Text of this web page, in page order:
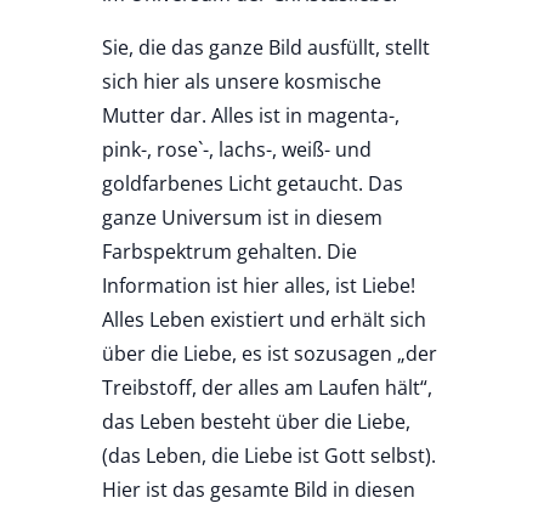
Sie, die das ganze Bild ausfüllt, stellt
sich hier als unsere kosmische
Mutter dar. Alles ist in magenta-,
pink-, rose`-, lachs-, weiß- und
goldfarbenes Licht getaucht. Das
ganze Universum ist in diesem
Farbspektrum gehalten. Die
Information ist hier alles, ist Liebe!
Alles Leben existiert und erhält sich
über die Liebe, es ist sozusagen „der
Treibstoff, der alles am Laufen hält“,
das Leben besteht über die Liebe,
(das Leben, die Liebe ist Gott selbst).
Hier ist das gesamte Bild in diesen